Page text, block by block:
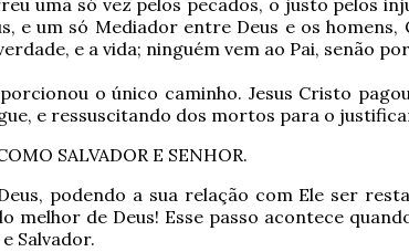
uma só vez pelos pecados, o justo pelos
e um só Mediador entre Deus e os
e a vida; ninguém vem ao Pai, senão
o único caminho. Jesus Cristo
e ressuscitando dos mortos para o
SALVADOR E SENHOR.
podendo a sua relação com Ele ser
melhor de Deus! Esse passo acontece
Salvador.